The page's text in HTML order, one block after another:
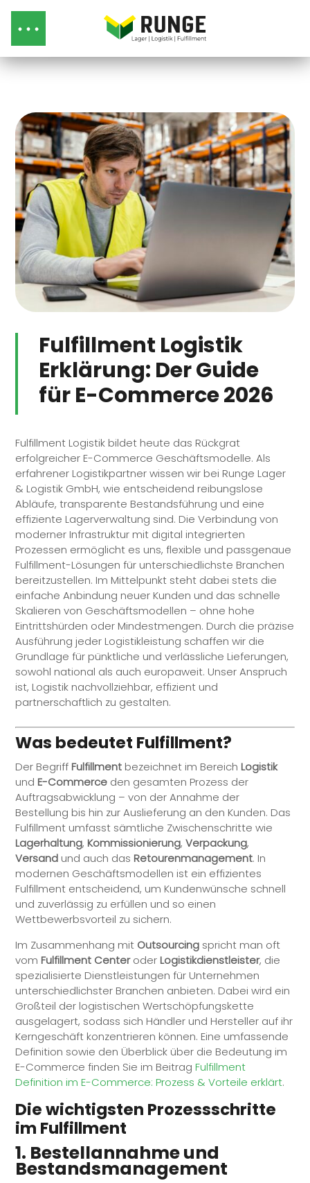
Fulfillment Logistik
Erklärung: Der Guide
für E-Commerce 2026
Fulfillment Logistik bildet heute das Rückgrat
erfolgreicher E-Commerce Geschäftsmodelle. Als
erfahrener Logistikpartner wissen wir bei Runge Lager
& Logistik GmbH, wie entscheidend reibungslose
Abläufe, transparente Bestandsführung und eine
effiziente Lagerverwaltung sind. Die Verbindung von
moderner Infrastruktur mit digital integrierten
Prozessen ermöglicht es uns, flexible und passgenaue
Fulfillment-Lösungen für unterschiedlichste Branchen
bereitzustellen. Im Mittelpunkt steht dabei stets die
einfache Anbindung neuer Kunden und das schnelle
Skalieren von Geschäftsmodellen – ohne hohe
Eintrittshürden oder Mindestmengen. Durch die präzise
Ausführung jeder Logistikleistung schaffen wir die
Grundlage für pünktliche und verlässliche Lieferungen,
sowohl national als auch europaweit. Unser Anspruch
ist, Logistik nachvollziehbar, effizient und
partnerschaftlich zu gestalten.
Was bedeutet Fulfillment?
Der Begriff Fulfillment bezeichnet im Bereich Logistik
und E-Commerce den gesamten Prozess der
Auftragsabwicklung – von der Annahme der
Bestellung bis hin zur Auslieferung an den Kunden. Das
Fulfillment umfasst sämtliche Zwischenschritte wie
Lagerhaltung, Kommissionierung,Verpackung,
Versand und auch das Retourenmanagement. In
modernen Geschäftsmodellen ist ein effizientes
Fulfillment entscheidend, um Kundenwünsche schnell
und zuverlässig zu erfüllen und so einen
Wettbewerbsvorteil zu sichern.
Im Zusammenhang mit Outsourcing spricht man oft
vom Fulfillment Centeroder Logistikdienstleister, die
spezialisierte Dienstleistungen für Unternehmen
unterschiedlichster Branchen anbieten. Dabei wird ein
Großteil der logistischen Wertschöpfungskette
ausgelagert, sodass sich Händler und Hersteller auf ihr
Kerngeschäft konzentrieren können. Eine umfassende
Definition sowie den Überblick über die Bedeutung im
E-Commerce finden Sie im BeitragFulfillment
Definition im E-Commerce: Prozess & Vorteile erklärt.
Die wichtigsten Prozessschritte
im Fulfillment
1. Bestellannahme und
Bestandsmanagement